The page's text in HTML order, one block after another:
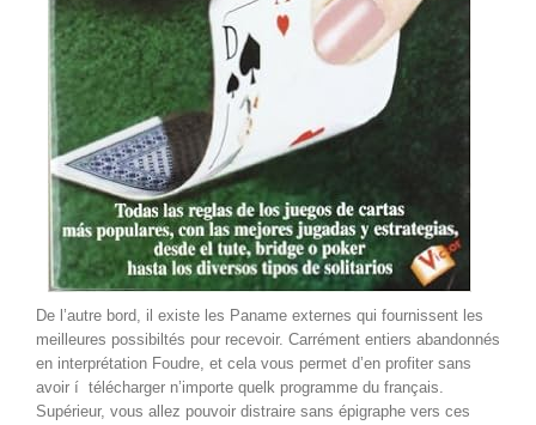
De l’autre bord, il existe les Paname externes qui fournissent les
meilleures possibiltés pour recevoir. Carrément entiers abandonnés
en interprétation Foudre, et cela vous permet d’en profiter sans
avoir í télécharger n’importe quelk programme du français.
Supérieur, vous allez pouvoir distraire sans épigraphe vers ces